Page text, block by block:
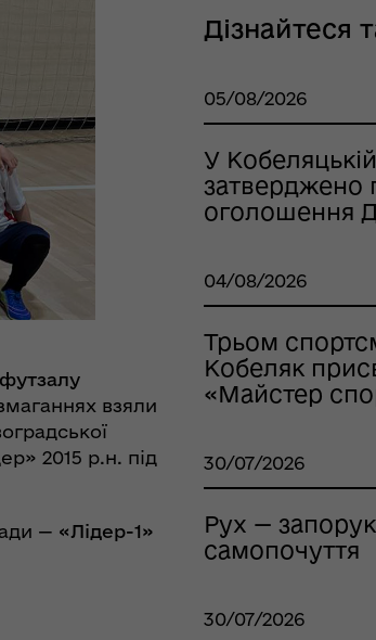
взяли
2015 р.н. під
— «Лідер-1»
Дізнайтеся
05/08/2026
У
затверджено
оголошення
04/08/2026
Трьом
Кобеляк
«Майстер
30/07/2026
Рух —
самопочуття
30/07/2026